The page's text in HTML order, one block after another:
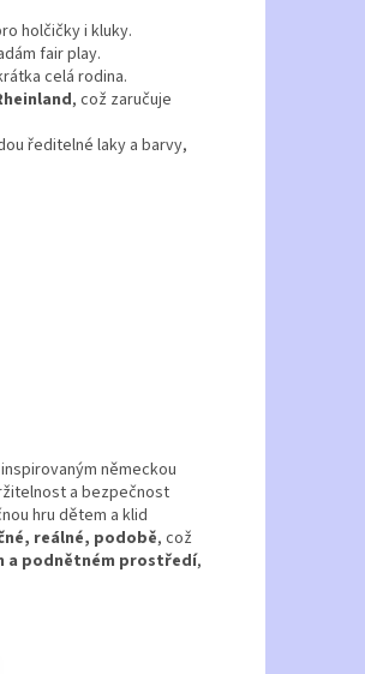
holčičky i kluky.
fair play.
celá rodina.
, což zaručuje
ředitelné laky a barvy,
inspirovaným německou
a bezpečnost
hru dětem a klid
reálné, podobě, což
a podnětném prostředí,